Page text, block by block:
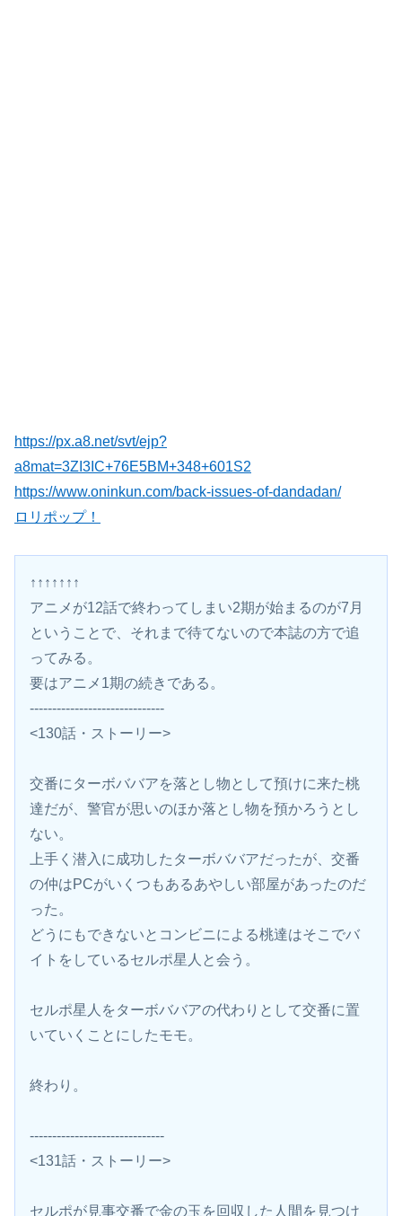
https://px.a8.net/svt/ejp?
a8mat=3ZI3IC+76E5BM+348+601S2
https://www.oninkun.com/back-issues-of-dandadan/
ロリポップ！
↑↑↑↑↑↑↑
アニメが12話で終わってしまい2期が始まるのが7月
ということで、それまで待てないので本誌の方で追
ってみる。
要はアニメ1期の続きである。
------------------------------
<130話・ストーリー>
交番にターボババアを落とし物として預けに来た桃
達だが、警官が思いのほか落とし物を預かろうとし
ない。
上手く潜入に成功したターボババアだったが、交番
の仲はPCがいくつもあるあやしい部屋があったのだ
った。
どうにもできないとコンビニによる桃達はそこでバ
イトをしているセルポ星人と会う。
セルポ星人をターボババアの代わりとして交番に置
いていくことにしたモモ。
終わり。
------------------------------
<131話・ストーリー>
セルポが見事交番で金の玉を回収した人間を見つけ